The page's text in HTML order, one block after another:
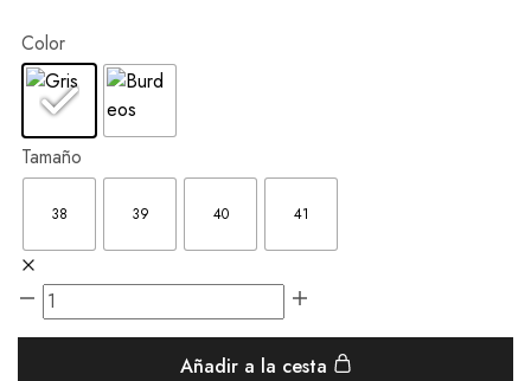
Color
Tamaño
38 39 40 41
Añadir a la cesta